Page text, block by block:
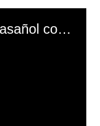
El mal momento de Yanina Gasañol con un hincha argentino en "Subrayado"